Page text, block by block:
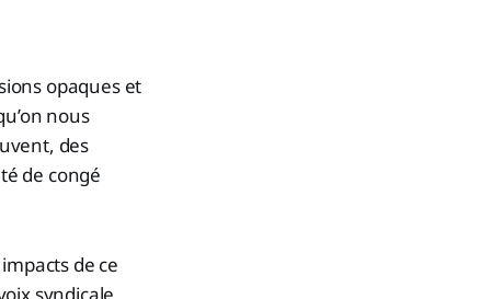
opaques et
nous
des
de congé
de ce